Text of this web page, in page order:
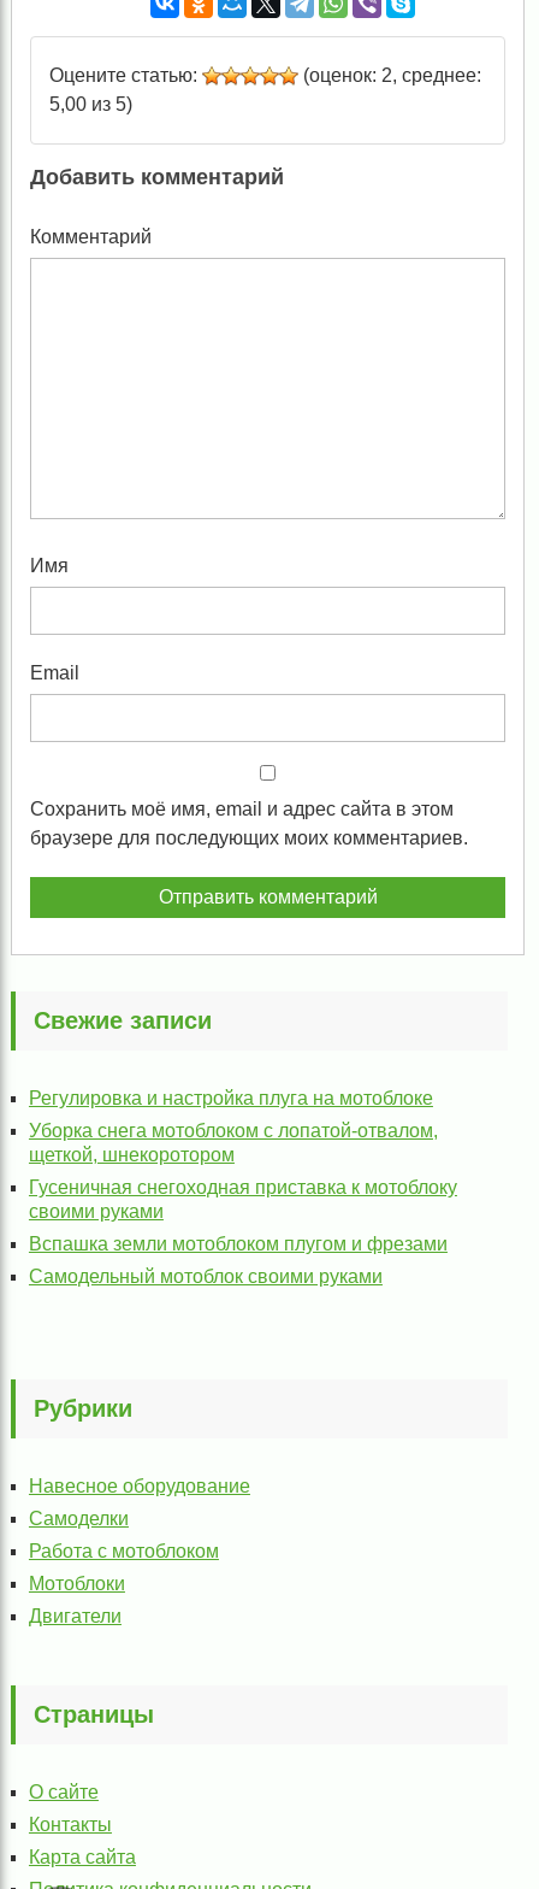
Оцените статью:
(оценок: 2, среднее:
5,00 из 5)
Добавить комментарий
Комментарий
Имя
Email
Сохранить моё имя, email и адрес сайта в этом
браузере для последующих моих комментариев.
Свежие записи
Регулировка и настройка плуга на мотоблоке
Уборка снега мотоблоком с лопатой-отвалом,
щеткой, шнекоротором
Гусеничная снегоходная приставка к мотоблоку
своими руками
Вспашка земли мотоблоком плугом и фрезами
Самодельный мотоблок своими руками
Рубрики
Навесное оборудование
Самоделки
Работа с мотоблоком
Мотоблоки
Двигатели
Страницы
О сайте
Контакты
Карта сайта